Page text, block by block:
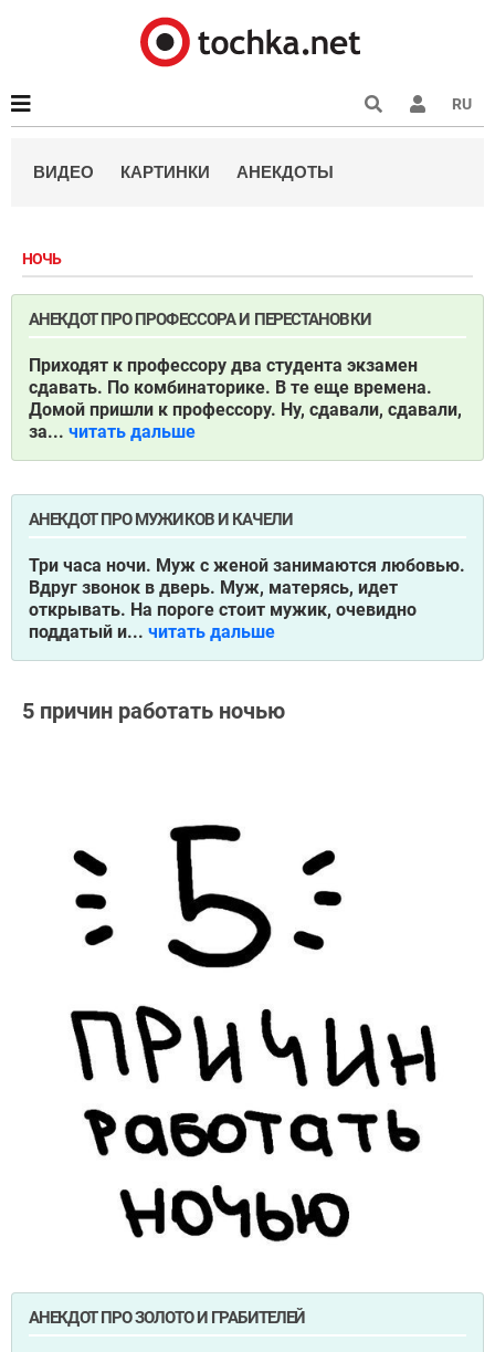
RU
ВИДЕО КАРТИНКИ АНЕКДОТЫ
НОЧЬ
АНЕКДОТ ПРО ПРОФЕССОРА И ПЕРЕСТАНОВКИ
Приходят к профессору два студента экзамен
сдавать. По комбинаторике. В те еще времена.
Домой пришли к профессору. Ну, сдавали, сдавали,
за... читать дальше
АНЕКДОТ ПРО МУЖИКОВ И КАЧЕЛИ
Три часа ночи. Муж с женой занимаются любовью.
Вдруг звонок в дверь. Муж, матерясь, идет
открывать. На пороге стоит мужик, очевидно
поддатый и... читать дальше
5 причин работать ночью
АНЕКДОТ ПРО ЗОЛОТО И ГРАБИТЕЛЕЙ